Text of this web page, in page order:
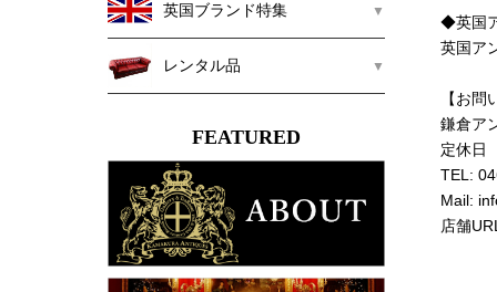
英国ブランド特集
レンタル品
FEATURED
◆英国
英国ア
【お問
鎌倉ア
定休日
TEL:
Mail:
店舗